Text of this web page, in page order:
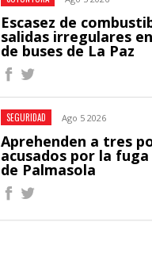
Escasez de
salidas irregulares
de buses de La Paz
SEGURIDAD Ago 5 2026
Aprehenden a tres
acusados por la
de Palmasola